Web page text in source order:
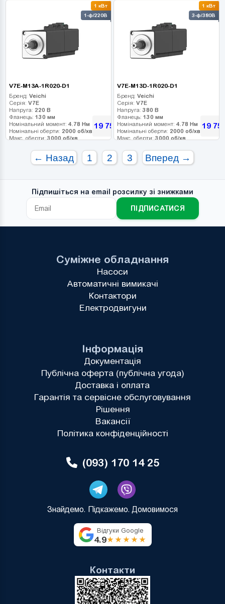
1 кВт
1-ф/220В
V7E-M13A-1R020-D1
Бренд: Veichi
Серія: V7E
Напруга: 220 В
Фланець: 130 мм
Номінальний момент: 4.78 Нм
Номінальні оберти: 2000 об/хв
Макс. оберти:3000 об/хв
Енкодер:23-bit абс. оптичний
19 755 грн
1 кВт
3-ф/380В
V7E-M13D-1R020-D1
Бренд: Veichi
Серія: V7E
Напруга:380 В
Фланець: 130 мм
Номінальний момент: 4.78 Нм
Номінальні оберти: 2000 об/хв
Макс. оберти:3000 об/хв
Енкодер: 23-bit абс. оптичний
Гальмо:
19
← Назад 1 2 3 Вперед →
Підпишіться на email розсилку зі знижками
ПІДПИСАТИСЯ
Інформація
Документація
Публічна оферта (публічна угода)
Доставка і оплата
Гарантія та сервісне обслуговування
Рішення
Вакансії
Політика конфіденційності
Суміжне обладнання
Насоси
Автоматичні вимикачі
Контактори
Електродвигуни
(093) 170 14 25
Знайдемо. Підкажемо. Домовимося
Відгуки Google
4.9★★★★★
Контакти